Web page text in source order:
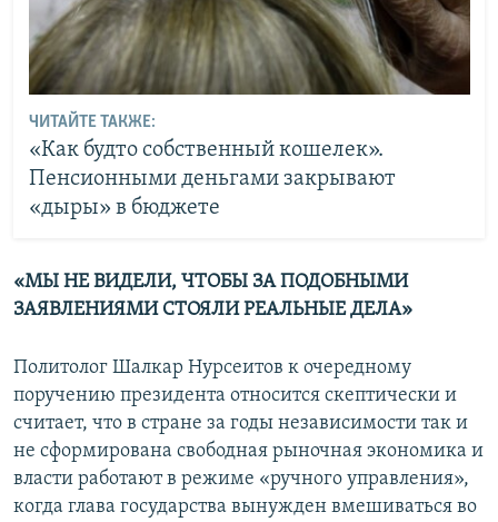
ЧИТАЙТЕ ТАКЖЕ:
«Как будто собственный кошелек».
Пенсионными деньгами закрывают
«дыры» в бюджете
«МЫ НЕ ВИДЕЛИ, ЧТОБЫ ЗА ПОДОБНЫМИ
ЗАЯВЛЕНИЯМИ СТОЯЛИ РЕАЛЬНЫЕ ДЕЛА»
Политолог Шалкар Нурсеитов к очередному
поручению президента относится скептически и
считает, что в стране за годы независимости так и
не сформирована свободная рыночная экономика и
власти работают в режиме «ручного управления»,
когда глава государства вынужден вмешиваться во